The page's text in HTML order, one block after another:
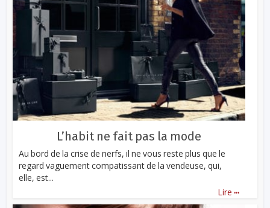
L’habit ne fait pas la mode
Au bord de la crise de nerfs, il ne vous reste plus que le
regard vaguement compatissant de la vendeuse, qui,
elle, est...
Lire ...